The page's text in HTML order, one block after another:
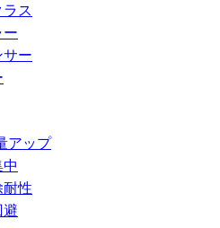
ス
ー
サー
アップ
中
耐性
避